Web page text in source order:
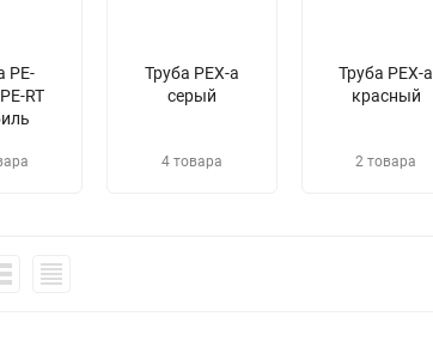
PE-
RT
Труба PEX-a
серый
4 товара
Труба PEX-a
красный
2 товара